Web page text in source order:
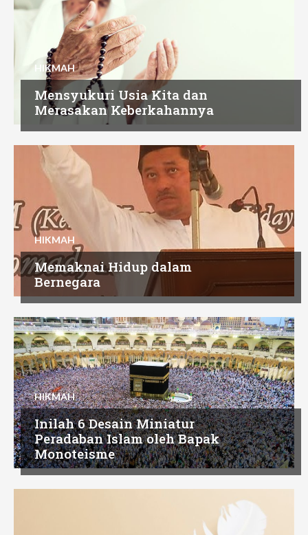
HIKMAH
Mensyukuri Usia Kita dan
Merasakan Keberkahannya
HIKMAH
Memaknai Hidup dalam
Bernegara
HIKMAH
Inilah 6 Desain Miniatur
Peradaban Islam oleh Bapak
Monoteisme